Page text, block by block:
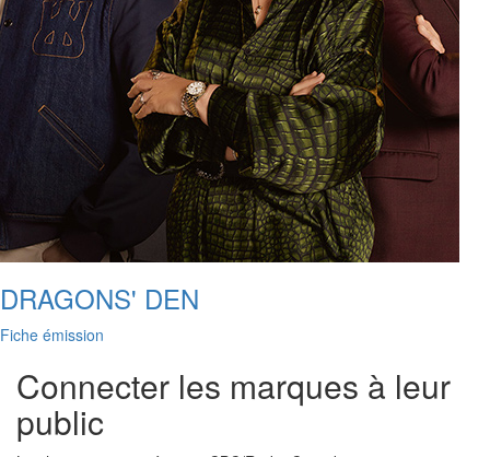
DRAGONS' DEN
Fiche émission
Connecter les marques à leur
public